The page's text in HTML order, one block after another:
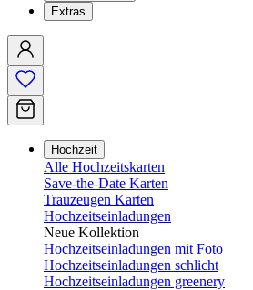
Extras
Hochzeit
Alle Hochzeitskarten
Save-the-Date Karten
Trauzeugen Karten
Hochzeitseinladungen
Neue Kollektion
Hochzeitseinladungen mit Foto
Hochzeitseinladungen schlicht
Hochzeitseinladungen greenery